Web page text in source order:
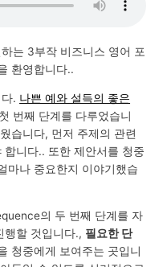
는 3부작 비즈니스 영어 포
환영합니다..
. 나쁜 예와 설득의 좋은
번째 단계를 다루었습니
습니다, 먼저 주제의 관련
니다.. 또한 제안서를 청중
마나 중요한지 이야기했습
의 두 번째 단계를 자
행할 것입니다., 필요한 단
청중에게 보여주는 곳입니